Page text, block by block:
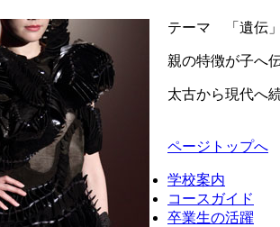
テーマ 「遺伝」
親の特徴が子へ
太古から現代へ
ページトップへ
学校案内
コースガイド
卒業生の活躍